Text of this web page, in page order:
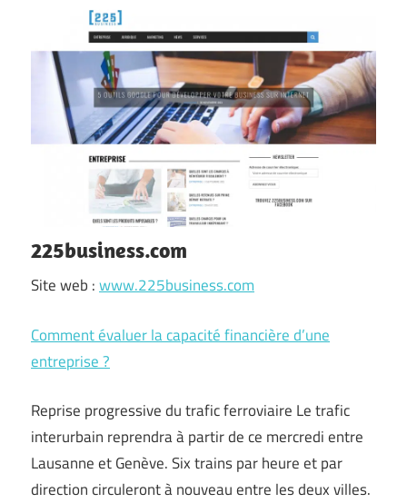
225business.com
Site web :www.225business.com
Comment évaluer la capacité financière d’une
entreprise ?
Reprise progressive du trafic ferroviaire Le trafic
interurbain reprendra à partir de ce mercredi entre
Lausanne et Genève. Six trains par heure et par
direction circuleront à nouveau entre les deux villes.